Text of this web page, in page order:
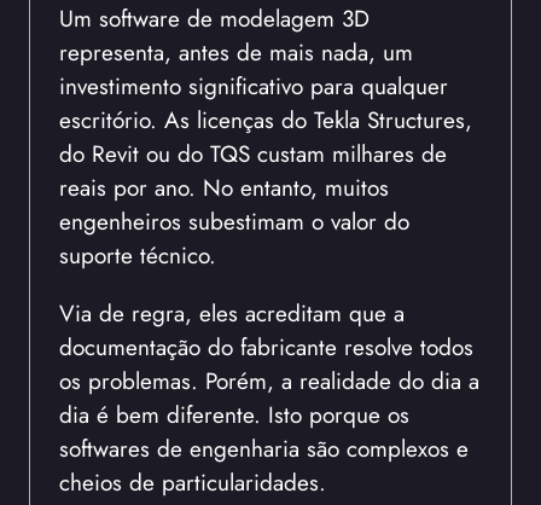
Um software de modelagem 3D
representa, antes de mais nada, um
investimento significativo para qualquer
escritório. As licenças do Tekla Structures,
do Revit ou do TQS custam milhares de
reais por ano. No entanto, muitos
engenheiros subestimam o valor do
suporte técnico.
Via de regra, eles acreditam que a
documentação do fabricante resolve todos
os problemas. Porém, a realidade do dia a
dia é bem diferente. Isto porque os
softwares de engenharia são complexos e
cheios de particularidades.